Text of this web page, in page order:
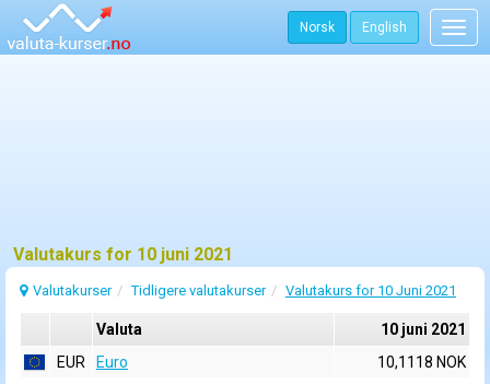
Norsk English
Valutakurs for 10 juni 2021
Valutakurser Tidligere valutakurser Valutakurs for 10 Juni 2021
Valuta
10 juni 2021
EUR
Euro
10,1118 NOK